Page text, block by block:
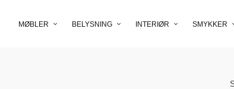
MØBLER BELYSNING INTERIØR SMYKKER